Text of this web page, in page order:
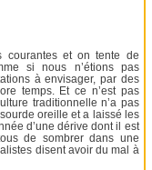
courantes et on tente de
si nous n’étions pas
à envisager, par des
temps. Et ce n’est pas
traditionnelle n’a pas
oreille et a laissé les
d’une dérive dont il est
de sombrer dans une
disent avoir du mal à